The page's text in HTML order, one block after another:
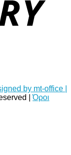
by mt-office |
|Όροι